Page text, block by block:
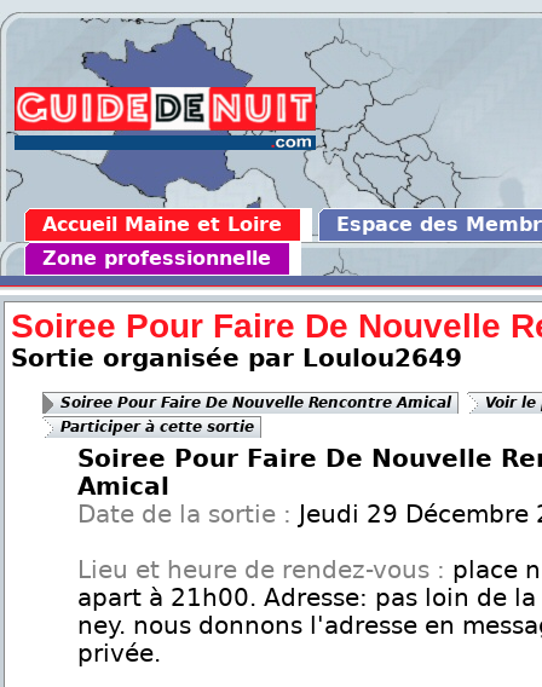
Accueil Maine et Loire
Espace des
Zone professionnelle
Soiree Pour Faire De Nouvelle
Sortie organisée par Loulou2649
Soiree Pour Faire De Nouvelle Rencontre Amical
Voir
Participer à cette sortie
Soiree Pour Faire De Nouvelle
Amical
Date de la sortie : Jeudi 29 Décembre
Lieu et heure de rendez-vous : place
apart à 21h00. Adresse: pas loin de
ney. nous donnons l'adresse en
privée.